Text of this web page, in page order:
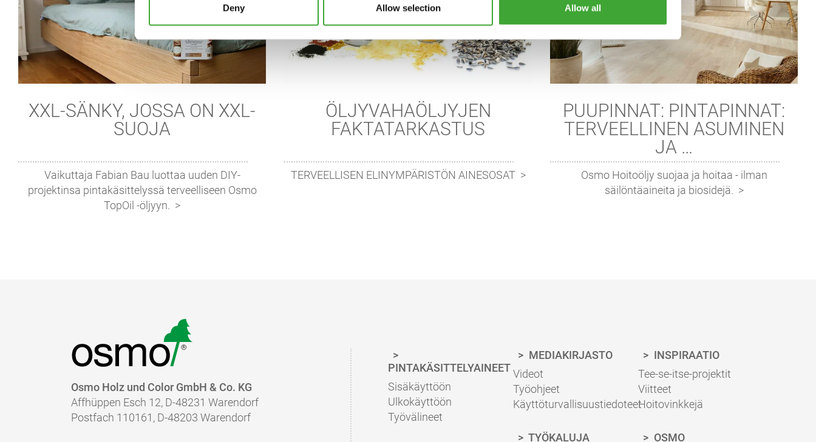
Deny Allow selection Allow all
XXL-SÄNKY, JOSSA ON XXL-
SUOJA
Vaikuttaja Fabian Bau luottaa uuden DIY-
projektinsa pintakäsittelyssä terveelliseen Osmo
TopOil -öljyyn.
ÖLJYVAHAÖLJYJEN
FAKTATARKASTUS
TERVEELLISEN ELINYMPÄRISTÖN AINESOSAT
PUUPINNAT: PINTAPINNAT:
TERVEELLINEN ASUMINEN
JA …
Osmo Hoitoöljy suojaa ja hoitaa - ilman
säilöntäaineita ja biosidejä.
Osmo Holz und Color GmbH & Co. KG
Affhüppen Esch 12, D-48231 Warendorf
Postfach 110161, D-48203 Warendorf
PINTAKÄSITTELYAINEET
Sisäkäyttöön
Ulkokäyttöön
Työvälineet
MEDIAKIRJASTO
Videot
Työohjeet
Käyttöturvallisuustiedoteet
TYÖKALUJA
INSPIRAATIO
Tee-se-itse-projektit
Viitteet
Hoitovinkkejä
OSMO